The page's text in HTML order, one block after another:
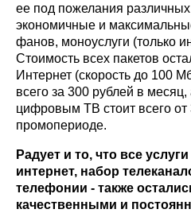
ее под пожелания
экономичные и
фанов, моноуслуги (только
Стоимость всех пакетов
Интернет (скорость до 100
всего за 300 рублей в месяц,
цифровым ТВ стоит всего от
промопериоде.
Радует и то, что все
интернет, набор
телефонии - также
качественными и